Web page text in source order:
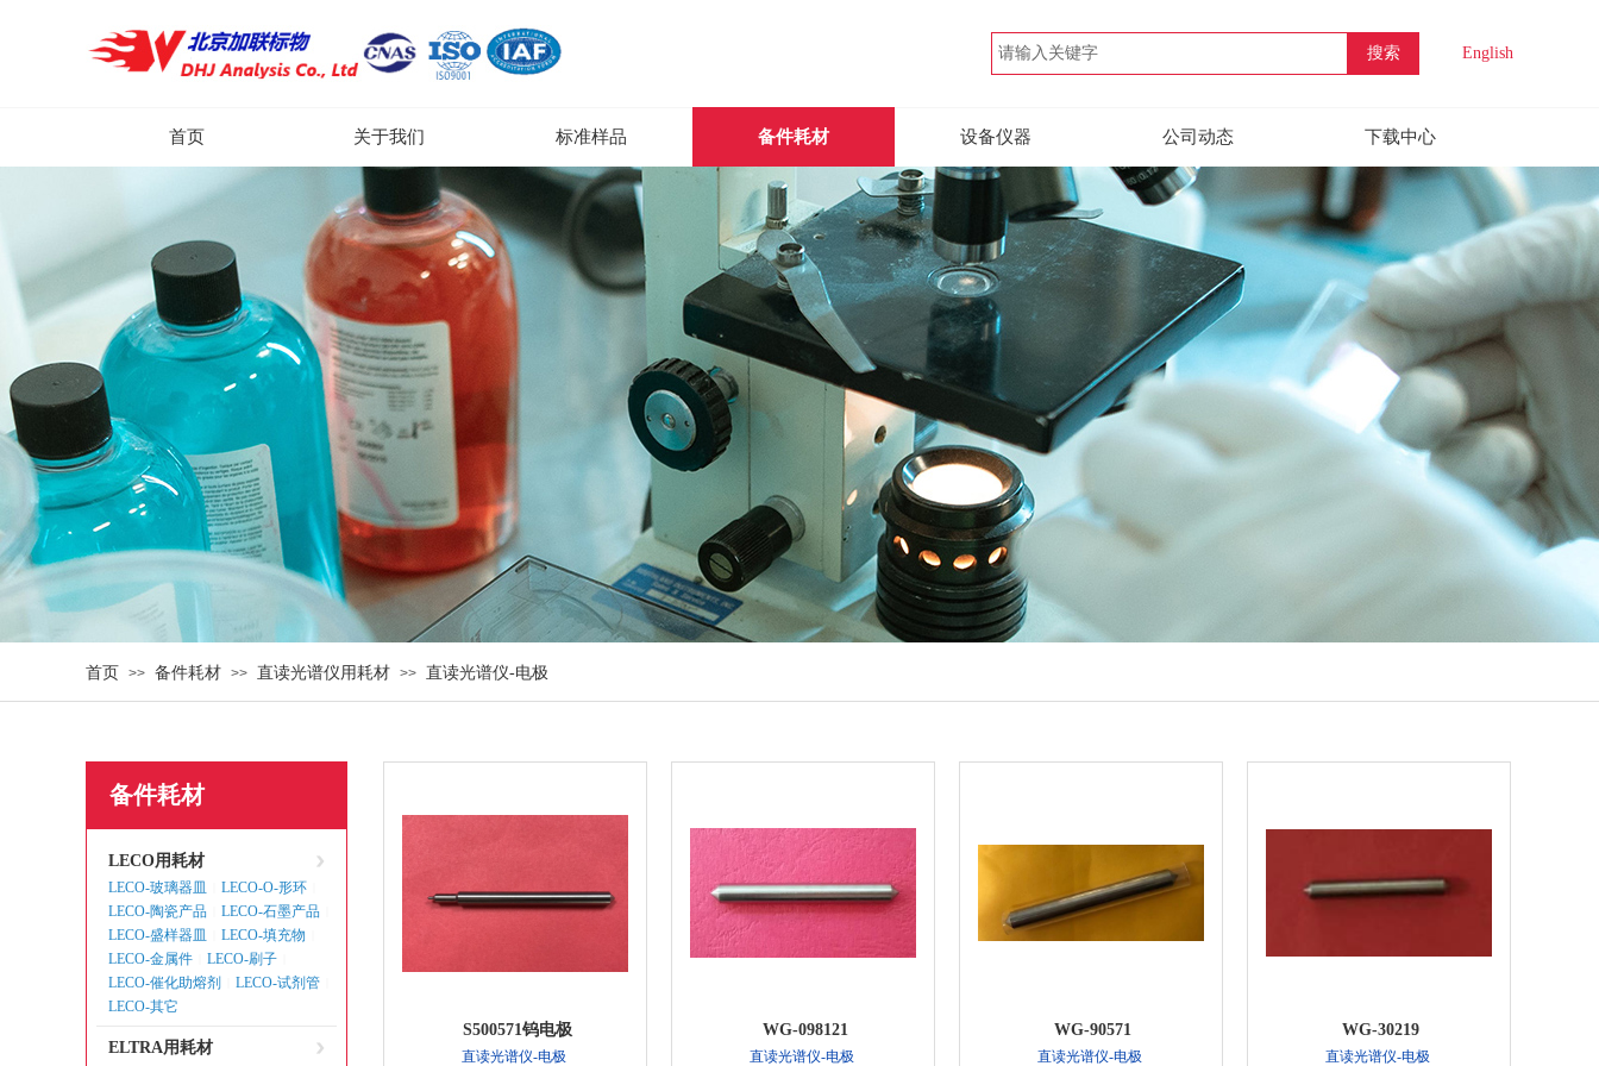
首页 >> 备件耗材 >> 直读光谱仪用耗材 >> 直读光谱仪-电极
S500571钨电极
直读光谱仪-电极
WG-098121
直读光谱仪-电极
WG-90571
直读光谱仪-电极
WG-30219
直读光谱仪-电极
备件耗材
LECO用耗材
LECO-玻璃器皿 LECO-O-形环
LECO-陶瓷产品 LECO-石墨产品
LECO-盛样器皿 LECO-填充物
LECO-金属件 LECO-刷子
LECO-催化助熔剂 LECO-试剂管
LECO-其它
ELTRA用耗材
搜索
首页 关于我们 标准样品 备件耗材 设备仪器 公司动态 下载中心
English